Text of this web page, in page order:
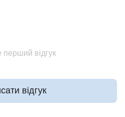
перший відгук
відгук